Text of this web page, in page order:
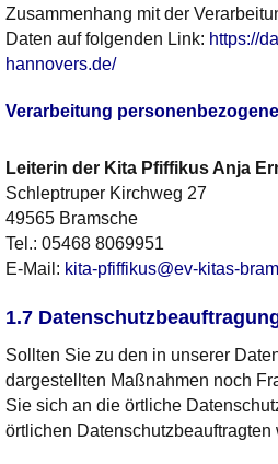
Zusammenhang mit der
Daten auf folgenden Link: https://
hannovers.de/
Verarbeitung
Leiterin der Kita Pfiffikus Anja
Schleptruper Kirchweg 27
49565 Bramsche
Tel.: 05468 8069951
E-Mail: kita-pfiffikus@ev-kitas-
1.7
Sollten Sie zu den in unserer
dargestellten Maßnahmen noch
Sie sich an die örtliche
örtlichen Datenschutzbeauftragten